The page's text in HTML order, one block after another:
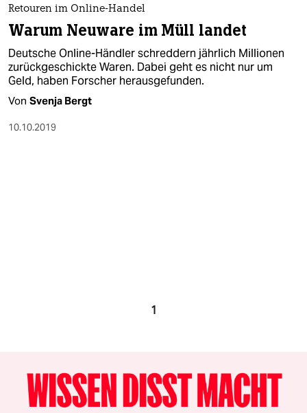
Retouren im Online-Handel
Warum Neuware im Müll landet
Deutsche Online-Händler schreddern jährlich Millionen
zurückgeschickte Waren. Dabei geht es nicht nur um
Geld, haben Forscher herausgefunden.
Von Svenja Bergt
10.10.2019
1